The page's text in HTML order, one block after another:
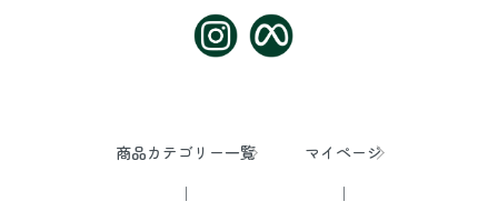
商品カテゴリー一覧 マイページ